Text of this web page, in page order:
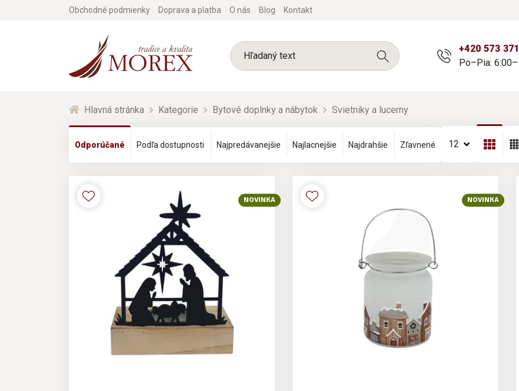
Obchodné podmienky Doprava a platba O nás Blog Kontakt
+420 573
Po–Pia:
Hlavná stránka Kategorie Bytové doplnky a nábytok Svietniky a lucerny
Odporúčané Podľa dostupnosti Najpredávanejšie Najlacnejšie Najdrahšie Zľavnené 12
NOVINKA NOVINKA